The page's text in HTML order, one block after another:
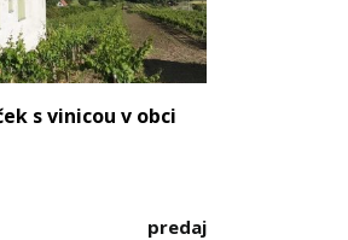
s vinicou v obci
predaj